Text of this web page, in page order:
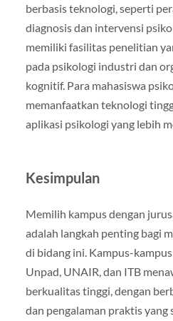
berbasis teknologi, seperti
diagnosis dan intervensi
memiliki fasilitas penelitian
pada psikologi industri dan
kognitif. Para mahasiswa
memanfaatkan teknologi
aplikasi psikologi yang lebih
Kesimpulan
Memilih kampus dengan
adalah langkah penting bagi
di bidang ini. Kampus-
Unpad, UNAIR, dan ITB
berkualitas tinggi, dengan
dan pengalaman praktis